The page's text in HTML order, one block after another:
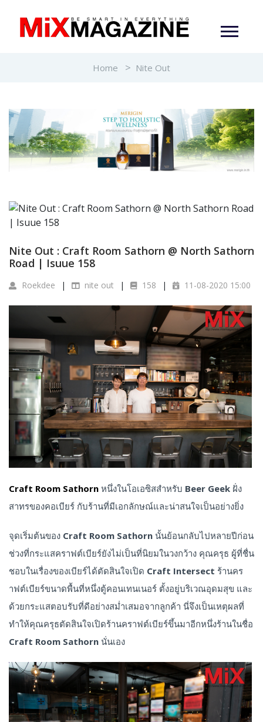
Home Nite Out
Nite Out : Craft Room Sathorn @ North Sathorn
Road | Isuue 158
Roekdee nite out 158 11-08-2020 15:00
Craft Room Sathorn หนึ่งในโอเอซิสสำหรับ Beer Geek ฝั่ง
สาทรของคอเบียร์ กับร้านที่มีเอกลักษณ์และน่าสนใจเป็นอย่างยิ่ง
จุดเริ่มต้นของ Craft Room Sathorn นั้นย้อนกลับไปหลายปีก่อน
ช่วงที่กระแสคราฟต์เบียร์ยังไม่เป็นที่นิยมในวงกว้าง คุณครุธ ผู้ที่ชื่น
ชอบในเรื่องของเบียร์ได้ตัดสินใจเปิด Craft Intersect ร้านคร
าฟต์เบียร์ขนาดพื้นที่หนึ่งตู้คอนเทนเนอร์ ตั้งอยู่บริเวณอุดมสุข และ
ด้วยกระแสตอบรับที่ดีอย่างสม่ำเสมอจากลูกค้า นี่จึงเป็นเหตุผลที่
ทำให้คุณครุธตัดสินใจเปิดร้านคราฟต์เบียร์ขึ้นมาอีกหนึ่งร้านในชื่อ
Craft Room Sathorn นั่นเอง